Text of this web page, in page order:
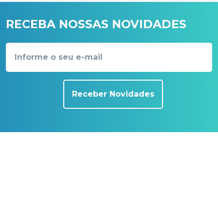
RECEBA NOSSAS NOVIDADES
Receber Novidades